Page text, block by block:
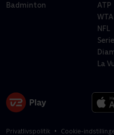
Badminton
ATP
WTA
NFL
La
Privatlivspolitik Cookie-